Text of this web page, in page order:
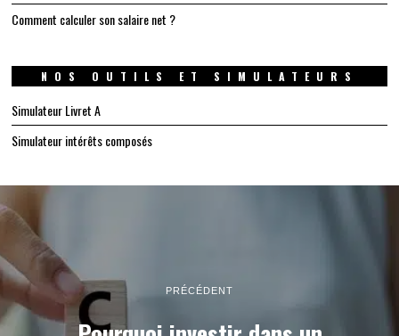
Comment calculer son salaire net ?
NOS OUTILS ET SIMULATEURS
Simulateur Livret A
Simulateur intérêts composés
PRÉCÉDENT